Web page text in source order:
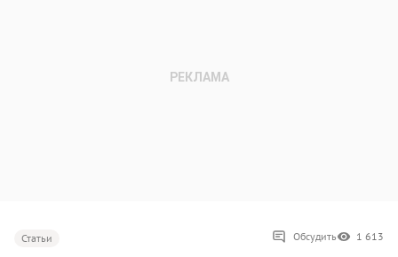
Статьи Обсудить 1 613